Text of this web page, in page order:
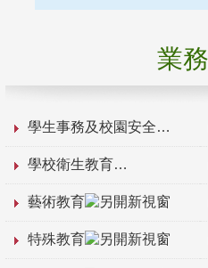
業
學生事務及校園安全
學校衛生教育
藝術教育
特殊教育